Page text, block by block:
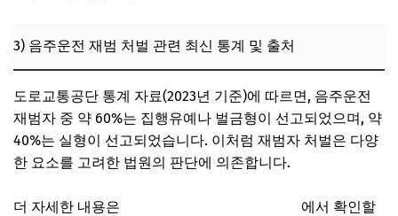
3) 음주운전 재범 처벌 관련 최신 통계 및 출처
도로교통공단 통계 자료(2023년 기준)에 따르면, 음주운전
재범자 중 약 60%는 집행유예나 벌금형이 선고되었으며, 약
40%는 실형이 선고되었습니다. 이처럼 재범자 처벌은 다양
한 요소를 고려한 법원의 판단에 의존합니다.
더 자세한 내용은
에서 확인할